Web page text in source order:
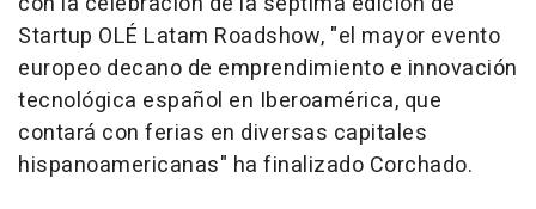
Startup OLÉ Latam Roadshow, "el mayor evento
europeo decano de emprendimiento e innovación
tecnológica español en Iberoamérica, que
contará con ferias en diversas capitales
hispanoamericanas" ha finalizado Corchado.